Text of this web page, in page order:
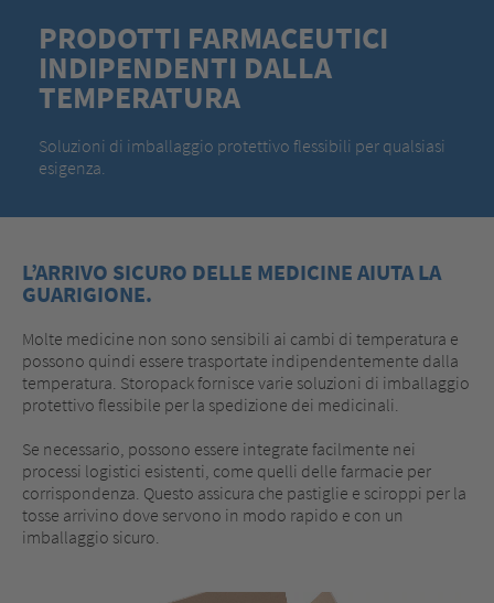
PRODOTTI FARMACEUTICI
INDIPENDENTI DALLA
TEMPERATURA
Soluzioni di imballaggio protettivo flessibili per qualsiasi
esigenza.
L’ARRIVO SICURO DELLE MEDICINE AIUTA LA
GUARIGIONE.
Molte medicine non sono sensibili ai cambi di temperatura e
possono quindi essere trasportate indipendentemente dalla
temperatura. Storopack fornisce varie soluzioni di imballaggio
protettivo flessibile per la spedizione dei medicinali.
Se necessario, possono essere integrate facilmente nei
processi logistici esistenti, come quelli delle farmacie per
corrispondenza. Questo assicura che pastiglie e sciroppi per la
tosse arrivino dove servono in modo rapido e con un
imballaggio sicuro.